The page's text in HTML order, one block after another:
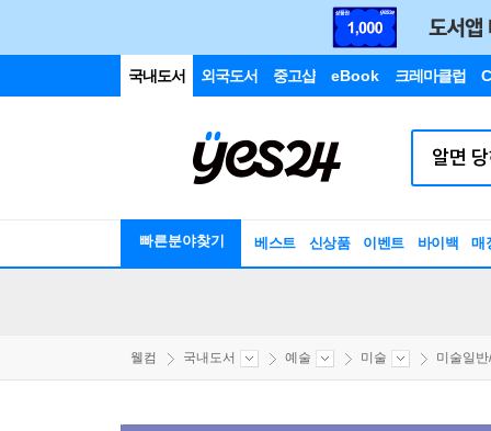
국내도서 외국도서 중고샵 eBook 크레마클럽
빠른분야찾기 베스트 신상품 이벤트 바이백 매
웰컴 국내도서 예술 미술 미술일